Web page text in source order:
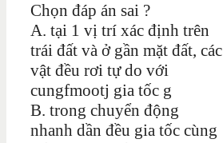
Chọn đáp án sai ?
A. tại 1 vị trí xác định trên
trái đất và ở gần mặt đất, các
vật đều rơi tự do với
cungfmootj gia tốc g
B. trong chuyển động
nhanh dần đều gia tốc cùng